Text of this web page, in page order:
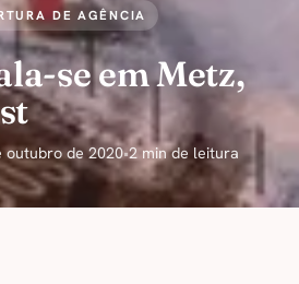
DE AGÊNCIA
se em Metz,
outubro de 2020•2 min de leitura